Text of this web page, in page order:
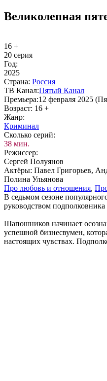
Великолепная
16 +
20 серия
Год:
2025
Стра­на: Рос­сия
ТВ Ка­нал:Пя­тый Ка­нал
Пре­мье­ра:12 февраля 2025
Воз­раст: 16 +
Жанр:
Кри­ми­нал
Сколь­ко се­рий:
38 мин.
Ре­жис­сер:
Сергей Полуянов
Ак­тё­ры: Павел Григорьев,
Полина Ульянова
Про лю­бовь и от­но­ше­ния,
В седьмом сезоне
руководством подполковника
Шапошников начинает
успешной бизнесвумен,
настоящих чувствах.